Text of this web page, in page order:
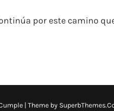
por este camino
| Theme by